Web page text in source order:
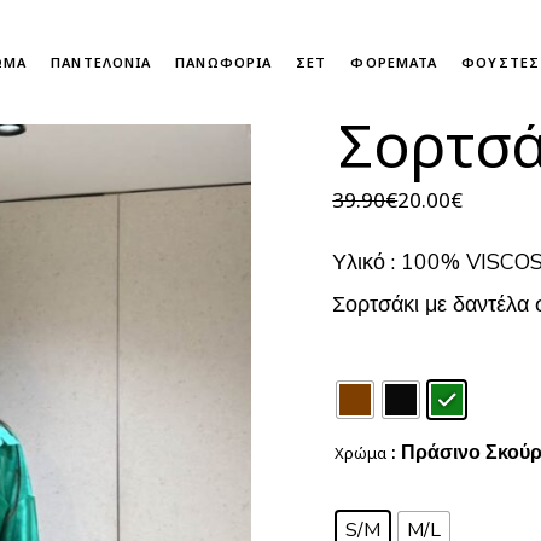
ΠΑΝΤΕΛΟΝΙΑ
ΤΖΙΝ
ΠΑΝΩΦΟΡΙΑ ΣΕΤ ΦΟΡΕΜΑΤΑ ΦΟΥΣΤΕΣ
39.90€
Original
was:
39.90€.
20.00€
Η
τιμή
είναι:
20.00€.
Υλικό : 100%
Σορτσάκι με δαντέλα
Χρώμα : Πράσινο
S/M
M/L